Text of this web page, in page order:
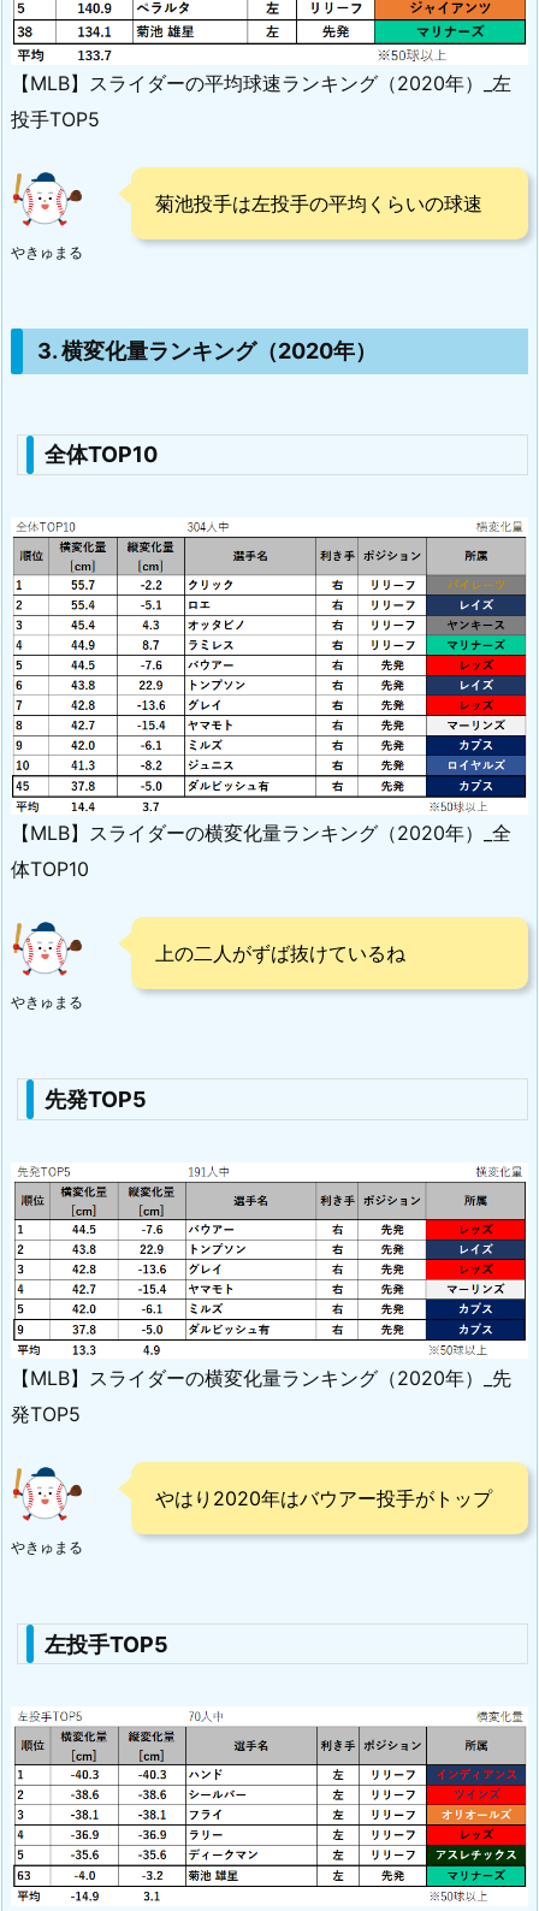
【MLB】スライダーの平均球速ランキング（2020年）_左
投手TOP5
やきゅまる
菊池投手は左投手の平均くらいの球速
3. 横変化量ランキング（2020年）
全体TOP10
【MLB】スライダーの横変化量ランキング（2020年）_全
体TOP10
やきゅまる
上の二人がずば抜けているね
先発TOP5
【MLB】スライダーの横変化量ランキング（2020年）_先
発TOP5
やきゅまる
やはり2020年はバウアー投手がトップ
左投手TOP5